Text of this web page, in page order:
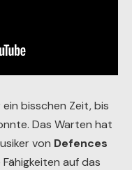
bisschen Zeit, bis
Das Warten hat
von Defences
auf das